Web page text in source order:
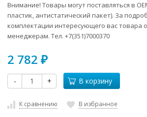
Внимание! Товары могут поставляться в
пластик, антистатический пакет). За
комплектации интересующего вас товара
менеджерам. Тел. +7(351)7000370
2 782 ₽
- + В корзину
К сравнению В избранное